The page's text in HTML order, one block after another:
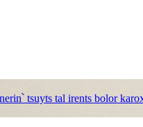
tsuyts tal irents bolor